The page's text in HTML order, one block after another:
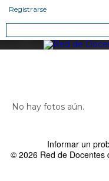
Registrarse
No hay fotos aún.
Informar un
© 2026 Red de Docentes